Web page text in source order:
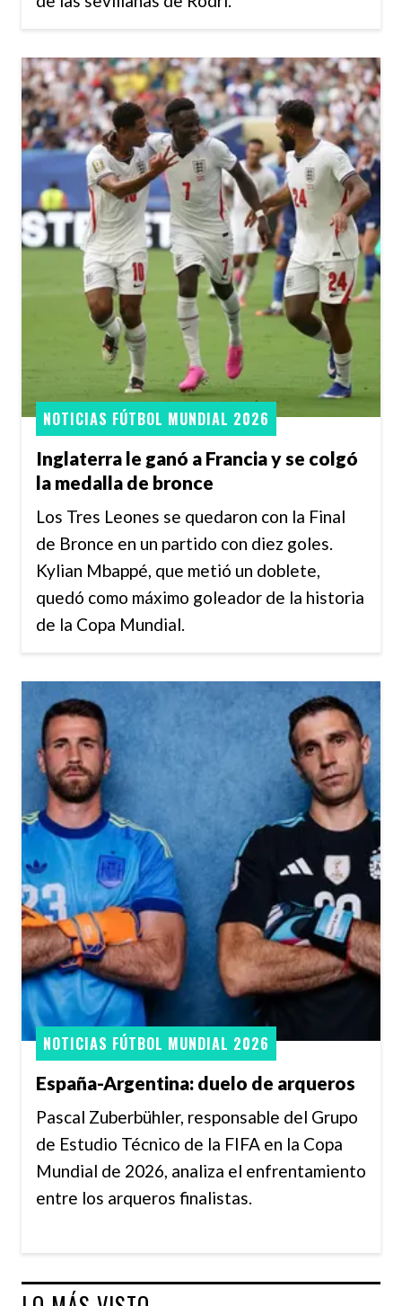
Inglaterra le ganó a Francia y se colgó
la medalla de bronce
NOTICIAS FÚTBOL MUNDIAL 2026
Los Tres Leones se quedaron con la Final
de Bronce en un partido con diez goles.
Kylian Mbappé, que metió un doblete,
quedó como máximo goleador de la historia
de la Copa Mundial.
España-Argentina: duelo de arqueros
NOTICIAS FÚTBOL MUNDIAL 2026
Pascal Zuberbühler, responsable del Grupo
de Estudio Técnico de la FIFA en la Copa
Mundial de 2026, analiza el enfrentamiento
entre los arqueros finalistas.